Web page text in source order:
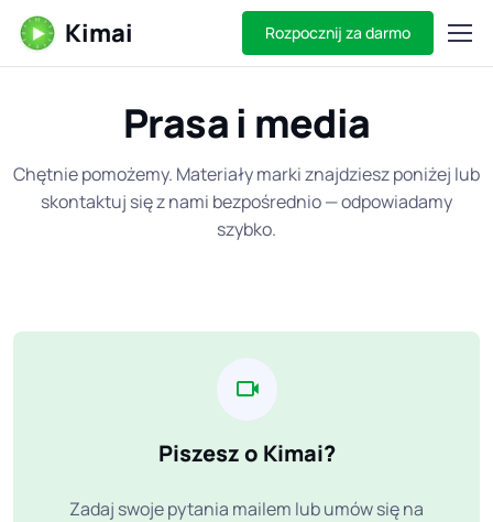
Kimai Rozpocznij za darmo
Prasa i media
Chętnie pomożemy. Materiały marki znajdziesz poniżej lub
skontaktuj się z nami bezpośrednio — odpowiadamy
szybko.
Piszesz o Kimai?
Zadaj swoje pytania mailem lub umów się na